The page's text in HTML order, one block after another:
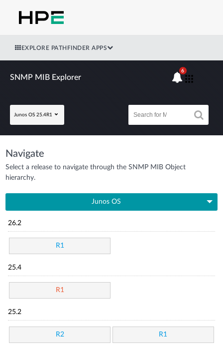
EXPLORE PATHFINDER APPS
SNMP MIB Explorer
Junos OS 25.4R1
6
Navigate
Select a release to navigate through the SNMP MIB Object
hierarchy.
Junos OS
26.2
R1
25.4
R1
25.2
R2 R1